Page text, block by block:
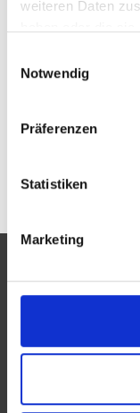
weiteren Daten
Notwendig
Präferenzen
Statistiken
Marketing
Passwort
Eine Aktion des
Optometristen